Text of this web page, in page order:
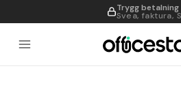
Trygg betalning
Svea, faktura,
995